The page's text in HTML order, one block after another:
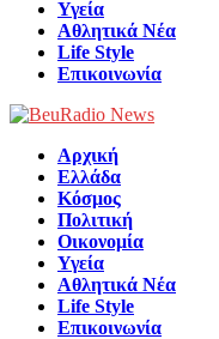
Υγεία
Αθλητικά Νέα
Life Style
Επικοινωνία
Αρχική
Ελλάδα
Κόσμος
Πολιτική
Οικονομία
Υγεία
Αθλητικά Νέα
Life Style
Επικοινωνία